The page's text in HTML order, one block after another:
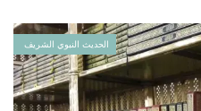
الحديث النبوي الشريف